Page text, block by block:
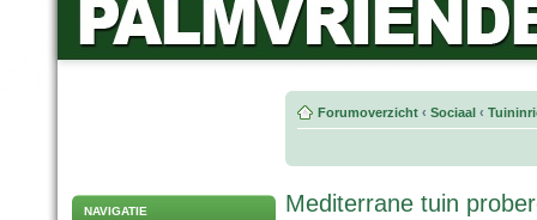
NAVIGATIE
Forumoverzicht ‹ Sociaal ‹
Mediterrane tuin